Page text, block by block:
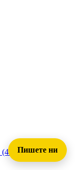
(45)
Пишете ни